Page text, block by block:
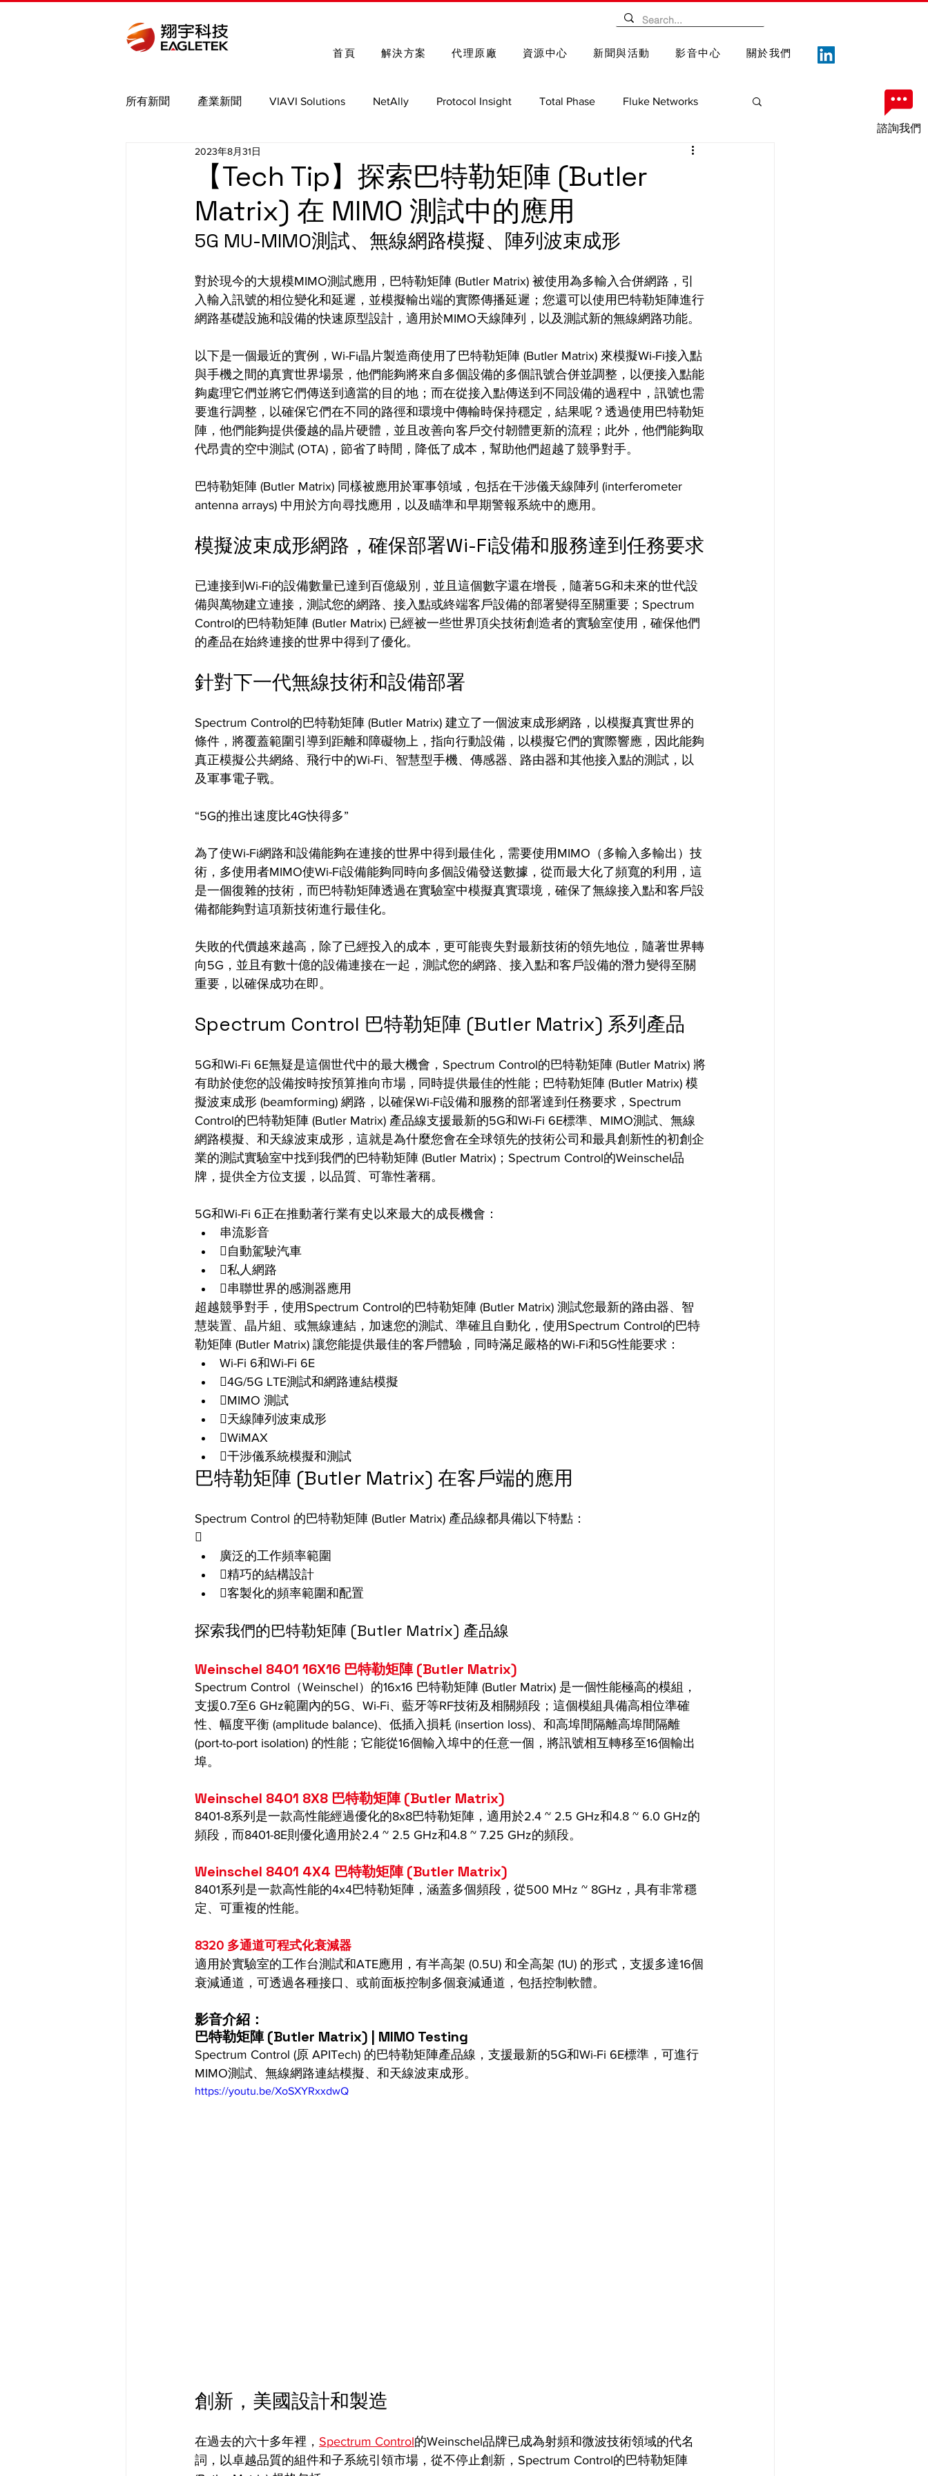
諮詢我們
首頁 解決方案 代理原廠 資源中心 新聞與活動 影音中心 關於我們
所有新聞 產業新聞 VIAVI Solutions NetAlly Protocol Insight Total Phase Fluke Networks
Binho Saleae 重要記事
Nmap brute PCIe GRL Nmap 函式庫與指令
【Tech Tip】探索巴特勒矩陣 (Butler
Matrix) 在 MIMO 測試中的應用
2023年8月31日
5G MU-MIMO測試、無線網路模擬、陣列波束成形
對於現今的大規模MIMO測試應用，巴特勒矩陣 (Butler Matrix) 被使用為多輸入合併網路，引
入輸入訊號的相位變化和延遲，並模擬輸出端的實際傳播延遲；您還可以使用巴特勒矩陣進行
網路基礎設施和設備的快速原型設計，適用於MIMO天線陣列，以及測試新的無線網路功能。
以下是一個最近的實例，Wi-Fi晶片製造商使用了巴特勒矩陣 (Butler Matrix) 來模擬Wi-Fi接入點
與手機之間的真實世界場景，他們能夠將來自多個設備的多個訊號合併並調整，以便接入點能
夠處理它們並將它們傳送到適當的目的地；而在從接入點傳送到不同設備的過程中，訊號也需
要進行調整，以確保它們在不同的路徑和環境中傳輸時保持穩定，結果呢？透過使用巴特勒矩
陣，他們能夠提供優越的晶片硬體，並且改善向客戶交付韌體更新的流程；此外，他們能夠取
代昂貴的空中測試 (OTA)，節省了時間，降低了成本，幫助他們超越了競爭對手。
巴特勒矩陣 (Butler Matrix) 同樣被應用於軍事領域，包括在干涉儀天線陣列 (interferometer
antenna arrays) 中用於方向尋找應用，以及瞄準和早期警報系統中的應用。
模擬波束成形網路，確保部署Wi-Fi設備和服務達到任務要求
已連接到Wi-Fi的設備數量已達到百億級別，並且這個數字還在增長，隨著5G和未來的世代設
備與萬物建立連接，測試您的網路、接入點或終端客戶設備的部署變得至關重要；Spectrum
Control的巴特勒矩陣 (Butler Matrix) 已經被一些世界頂尖技術創造者的實驗室使用，確保他們
的產品在始終連接的世界中得到了優化。
針對下一代無線技術和設備部署
Spectrum Control的巴特勒矩陣 (Butler Matrix) 建立了一個波束成形網路，以模擬真實世界的
條件，將覆蓋範圍引導到距離和障礙物上，指向行動設備，以模擬它們的實際響應，因此能夠
真正模擬公共網絡、飛行中的Wi-Fi、智慧型手機、傳感器、路由器和其他接入點的測試，以
及軍事電子戰。
“5G的推出速度比4G快得多”
為了使Wi-Fi網路和設備能夠在連接的世界中得到最佳化，需要使用MIMO（多輸入多輸出）技
術，多使用者MIMO使Wi-Fi設備能夠同時向多個設備發送數據，從而最大化了頻寬的利用，這
是一個復雜的技術，而巴特勒矩陣透過在實驗室中模擬真實環境，確保了無線接入點和客戶設
備都能夠對這項新技術進行最佳化。
失敗的代價越來越高，除了已經投入的成本，更可能喪失對最新技術的領先地位，隨著世界轉
向5G，並且有數十億的設備連接在一起，測試您的網路、接入點和客戶設備的潛力變得至關
重要，以確保成功在即。
Spectrum Control 巴特勒矩陣 (Butler Matrix) 系列產品
5G和Wi-Fi 6E無疑是這個世代中的最大機會，Spectrum Control的巴特勒矩陣 (Butler Matrix) 將
有助於使您的設備按時按預算推向市場，同時提供最佳的性能；巴特勒矩陣 (Butler Matrix) 模
擬波束成形 (beamforming) 網路，以確保Wi-Fi設備和服務的部署達到任務要求，Spectrum
Control的巴特勒矩陣 (Butler Matrix) 產品線支援最新的5G和Wi-Fi 6E標準、MIMO測試、無線
網路模擬、和天線波束成形，這就是為什麼您會在全球領先的技術公司和最具創新性的初創企
業的測試實驗室中找到我們的巴特勒矩陣 (Butler Matrix)；Spectrum Control的Weinschel品
牌，提供全方位支援，以品質、可靠性著稱。
5G和Wi-Fi 6正在推動著行業有史以來最大的成長機會：
串流影音
自動駕駛汽車
私人網路
串聯世界的感測器應用
超越競爭對手，使用Spectrum Control的巴特勒矩陣 (Butler Matrix) 測試您最新的路由器、智
慧裝置、晶片組、或無線連結，加速您的測試、準確且自動化，使用Spectrum Control的巴特
勒矩陣 (Butler Matrix) 讓您能提供最佳的客戶體驗，同時滿足嚴格的Wi-Fi和5G性能要求：
Wi-Fi 6和Wi-Fi 6E
4G/5G LTE測試和網路連結模擬
MIMO 測試
天線陣列波束成形
WiMAX
干涉儀系統模擬和測試
巴特勒矩陣 (Butler Matrix) 在客戶端的應用
Spectrum Control 的巴特勒矩陣 (Butler Matrix) 產品線都具備以下特點：

廣泛的工作頻率範圍
精巧的結構設計
客製化的頻率範圍和配置
探索我們的巴特勒矩陣 (Butler Matrix) 產品線
Weinschel 8401 16X16 巴特勒矩陣 (Butler Matrix)
Spectrum Control（Weinschel）的16x16 巴特勒矩陣 (Butler Matrix) 是一個性能極高的模組，
支援0.7至6 GHz範圍內的5G、Wi-Fi、藍牙等RF技術及相關頻段；這個模組具備高相位準確
性、幅度平衡 (amplitude balance)、低插入損耗 (insertion loss)、和高埠間隔離高埠間隔離
(port-to-port isolation) 的性能；它能從16個輸入埠中的任意一個，將訊號相互轉移至16個輸出
埠。
Weinschel 8401 8X8 巴特勒矩陣 (Butler Matrix)
8401-8系列是一款高性能經過優化的8x8巴特勒矩陣，適用於2.4 ~ 2.5 GHz和4.8 ~ 6.0 GHz的
頻段，而8401-8E則優化適用於2.4 ~ 2.5 GHz和4.8 ~ 7.25 GHz的頻段。
Weinschel 8401 4X4 巴特勒矩陣 (Butler Matrix)
8401系列是一款高性能的4x4巴特勒矩陣，涵蓋多個頻段，從500 MHz ~ 8GHz，具有非常穩
定、可重複的性能。
8320 多通道可程式化衰減器
適用於實驗室的工作台測試和ATE應用，有半高架 (0.5U) 和全高架 (1U) 的形式，支援多達16個
衰減通道，可透過各種接口、或前面板控制多個衰減通道，包括控制軟體。
影音介紹：
巴特勒矩陣 (Butler Matrix) | MIMO Testing
Spectrum Control (原 APITech) 的巴特勒矩陣產品線，支援最新的5G和Wi-Fi 6E標準，可進行
MIMO測試、無線網路連結模擬、和天線波束成形。
https://youtu.be/XoSXYRxxdwQ
創新，美國設計和製造
在過去的六十多年裡， Spectrum Control的Weinschel品牌已成為射頻和微波技術領域的代名
詞，以卓越品質的組件和子系統引領市場，從不停止創新，Spectrum Control的巴特勒矩陣